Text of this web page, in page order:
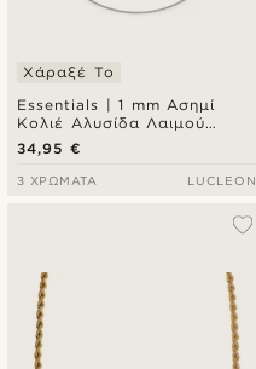
Essentials | 1 mm Ασημί
Κολιέ Αλυσίδα Λαιμού
Curved Box Chain
Χάραξέ Το
34,95 €
3 ΧΡΏΜΑΤΑ LUCLEON